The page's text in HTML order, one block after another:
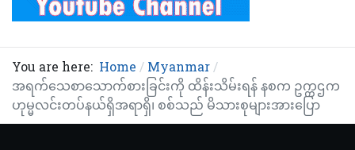
You are here: Home
Myanmar
အရက်သေစာသောက်စားခြင်းကို ထိန်းသိမ်းရန် နစက ဥက္ကဌက
ဟုမ္မလင်းတပ်နယ်ရှိအရာရှိ၊ စစ်သည် မိသားစုများအားပြော